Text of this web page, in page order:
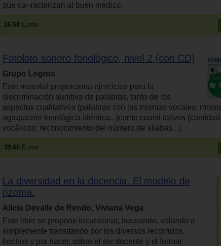
que ca¬racterizan al buen médico.
16.68 Euros
Fotoloto sonoro fonológico, nivel 2 (con CD)
Grupo Logros
Este material proporciona ejercicios para la
discriminación auditiva de palabras, tanto de los
aspectos cualitativos (palabras con las mismas vocales;
agrupación fonológica idéntica...)como cuanti tativos
vocálicos; reconocimiento del número de sílabas...)
39.60 Euros
La diversidad en la docencia. El modelo de
rizoma.
Alicia Devalle de Rendo, Viviana Vega
Este libro se propone incursionar, buceando, volando o
simplemente transitando por los diversos recorridos,
hechos y por hacer, sobre el ser docente y el formar